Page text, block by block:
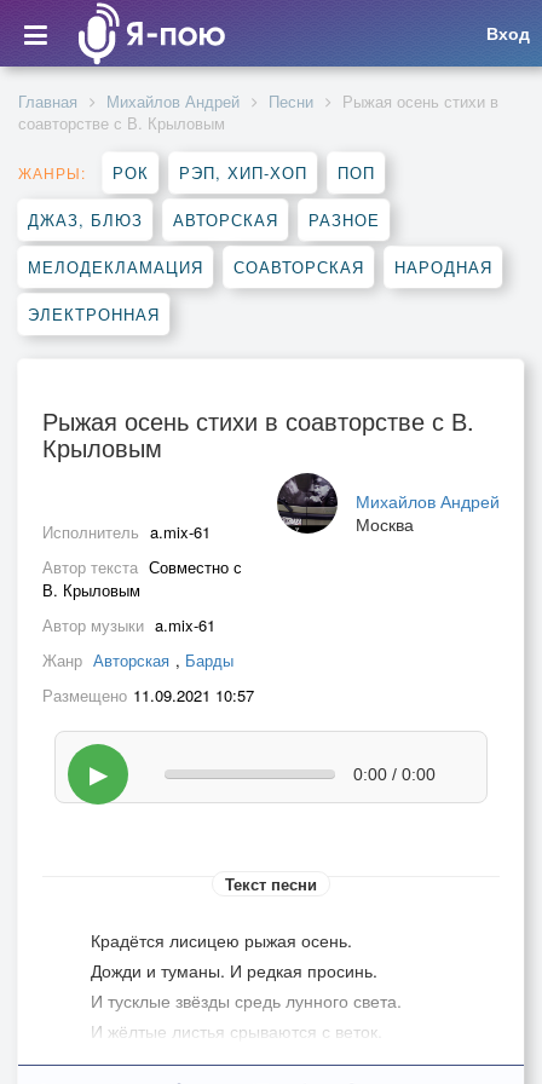
Вход
Главная Михайлов Андрей Песни
Рыжая осень стихи в
соавторстве с В. Крыловым
ЖАНРЫ: РОК РЭП, ХИП-ХОП ПОП
ДЖАЗ, БЛЮЗ АВТОРСКАЯ РАЗНОЕ
МЕЛОДЕКЛАМАЦИЯ СОАВТОРСКАЯ НАРОДНАЯ
ЭЛЕКТРОННАЯ
Рыжая осень стихи в соавторстве с В.
Крыловым
Михайлов Андрей
Москва
Исполнитель a.mix-61
Автор текста Совместно с
В. Крыловым
Автор музыки a.mix-61
Жанр Авторская , Барды
Размещено 11.09.2021 10:57
▶ 0:00 / 0:00
Текст песни
Крадётся лисицею рыжая осень.
Дожди и туманы. И редкая просинь.
И тусклые звёзды средь лунного света.
И жёлтые листья срываются с веток.